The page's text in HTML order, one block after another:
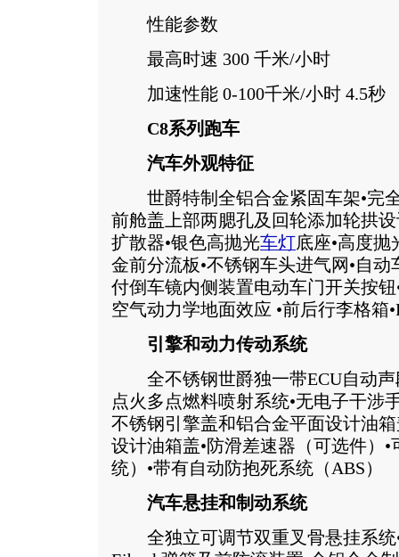
性能参数
最高时速 300 千米/小时
加速性能 0-100千米/小时 4.5秒
C8系列跑车
汽车外观特征
世爵特制全铝合金紧固车架•完
前舱盖上部两腮孔及回轮添加轮拱
扩散器•银色高抛光车灯底座•高度抛
金前分流板•不锈钢车头进气网•自动
付倒车镜内侧装置电动车门开关按钮
空气动力学地面效应 •前后行李格箱
引擎和动力传动系统
全不锈钢世爵独一带ECU自动声
点火多点燃料喷射系统•无电子干涉
不锈钢引擎盖和铝合金平面设计油
设计油箱盖•防滑差速器（可选件）
统）•带有自动防抱死系统（ABS）
汽车悬挂和制动系统
全独立可调节双重叉骨悬挂系统